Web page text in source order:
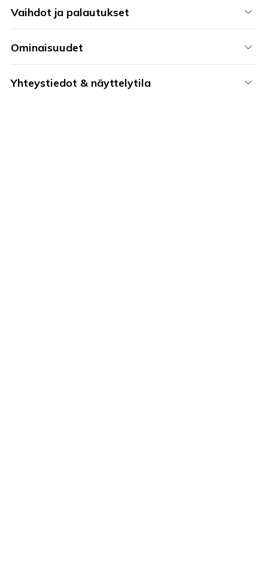
Vaihdot ja palautukset
Ominaisuudet
Yhteystiedot & näyttelytila